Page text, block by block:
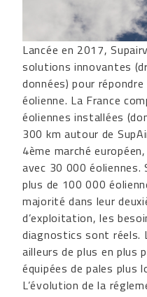
Lancée en 2017,
solutions innovantes
données) pour
éolienne. La France
éoliennes installées
300 km autour de
4ème marché
avec 30 000 éoliennes.
plus de 100 000
majorité dans leur
d’exploitation, les
diagnostics sont réels.
ailleurs de plus en plus
équipées de pales plus
L’évolution de la